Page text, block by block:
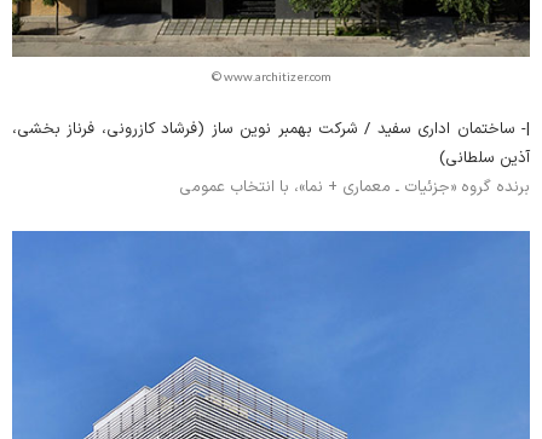
© www.architizer.com
|- ساختمان اداری سفید / شرکت بهمبر نوین ساز (فرشاد کازرونی، فرناز بخشی،
آذین سلطانی)
برنده گروه «جزئیات ـ معماری + نما»، با انتخاب عمومی